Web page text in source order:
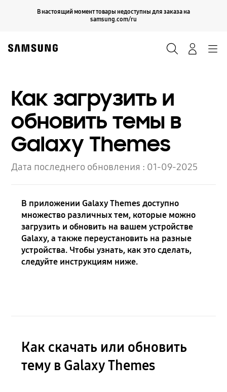
В настоящий момент товары недоступны для заказа на
samsung.com/ru
Продолжить
Как загрузить и
обновить темы в
Galaxy Themes
Дата последнего обновления : 01-09-2025
В приложении Galaxy Themes доступно
множество различных тем, которые можно
загрузить и обновить на вашем устройстве
Galaxy, а также переустановить на разные
устройства. Чтобы узнать, как это сделать,
следуйте инструкциям ниже.
Как скачать или обновить
тему в Galaxy Themes